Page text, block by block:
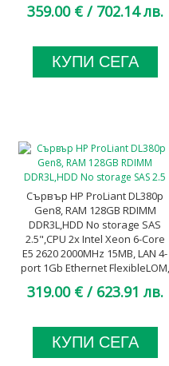
with additional TPM module, A
359.00 € / 702.14 лв.
КУПИ СЕГА
Сървър HP ProLiant DL380p
Gen8, RAM 128GB RDIMM
DDR3L,HDD No storage SAS
2.5",CPU 2x Intel Xeon 6-Core
E5 2620 2000MHz 15MB, LAN 4-
port 1Gb Ethernet FlexibleLOM,
319.00 € / 623.91 лв.
КУПИ СЕГА